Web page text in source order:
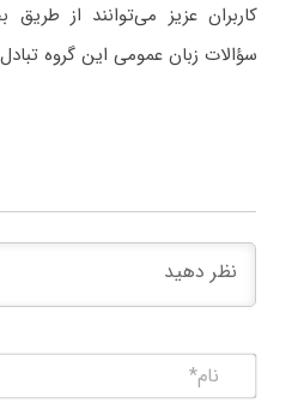
کاربران عزیز می‌توانند از
سؤالات زبان عمومی این گروه